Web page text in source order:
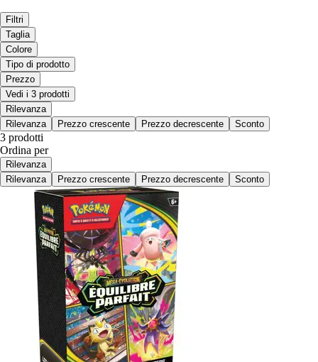
Filtri
Taglia
Colore
Tipo di prodotto
Prezzo
Vedi i 3 prodotti
Rilevanza
Rilevanza
Prezzo crescente Prezzo decrescente Sconto
3 prodotti
Ordina per
Rilevanza
Rilevanza
Prezzo crescente Prezzo decrescente Sconto